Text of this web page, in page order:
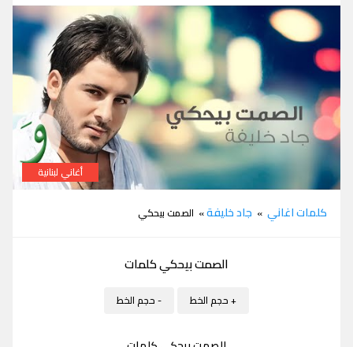
أغاني لبنانية
كلمات اغاني » جاد خليفة» الصمت بيحكي
الصمت بيحكي كلمات
+ حجم الخط - حجم الخط